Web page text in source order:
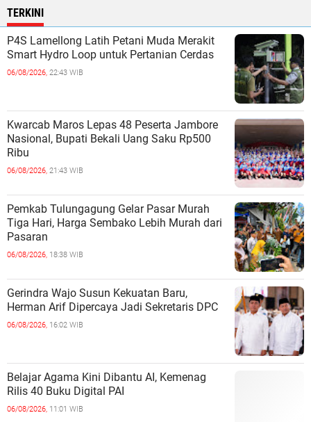
TERKINI
P4S Lamellong Latih Petani Muda Merakit
Smart Hydro Loop untuk Pertanian Cerdas
06/08/2026, 22:43 WIB
Kwarcab Maros Lepas 48 Peserta Jambore
Nasional, Bupati Bekali Uang Saku Rp500
Ribu
06/08/2026, 21:43 WIB
Pemkab Tulungagung Gelar Pasar Murah
Tiga Hari, Harga Sembako Lebih Murah dari
Pasaran
06/08/2026, 18:38 WIB
Gerindra Wajo Susun Kekuatan Baru,
Herman Arif Dipercaya Jadi Sekretaris DPC
06/08/2026, 16:02 WIB
Belajar Agama Kini Dibantu AI, Kemenag
Rilis 40 Buku Digital PAI
06/08/2026, 11:01 WIB